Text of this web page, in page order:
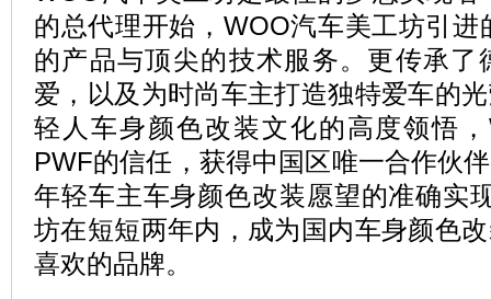
的总代理开始，WOO汽车美工坊引
的产品与顶尖的技术服务。更传承了
爱，以及为时尚车主打造独特爱车的
轻人车身颜色改装文化的高度领悟
PWF的信任，获得中国区唯一合作伙
年轻车主车身颜色改装愿望的准确实
坊在短短两年内，成为国内车身颜色
喜欢的品牌。